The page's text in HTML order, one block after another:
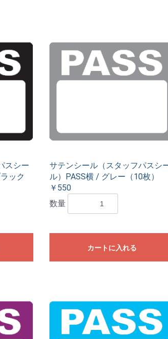
スシー
ック
サテンシール（スタッフパスシ
ル）PASS横 / グレー（10枚）
￥550
数量
カートに入れる